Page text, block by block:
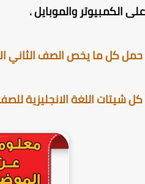
الكمبيوتر والموبايل .
كل ما يخص الصف الثاني
اللغة الانجليزية للصف